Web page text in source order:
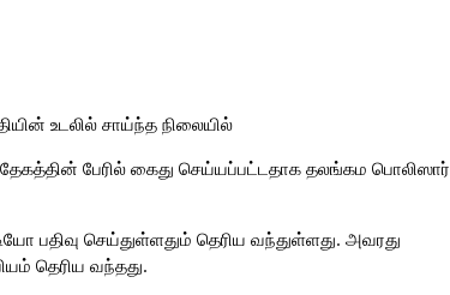
உடலில் சாய்ந்த நிலையில்
பேரில் கைது செய்யப்பட்டதாக தலங்கம பொலிஸார்
பதிவு செய்துள்ளதும் தெரிய வந்துள்ளது. அவரது
தெரிய வந்தது.